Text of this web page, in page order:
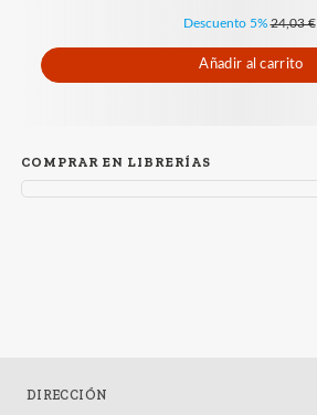
Descuento 5% 24,03 €
Añadir al carrito
COMPRAR EN LIBRERÍAS
DIRECCIÓN